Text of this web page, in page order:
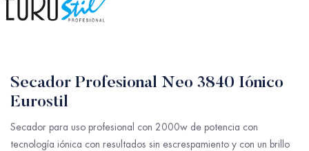
Secador Profesional Neo 3840 Iónico
Eurostil
Secador para uso profesional con 2000w de potencia con
tecnología iónica con resultados sin escrespamiento y con un brillo